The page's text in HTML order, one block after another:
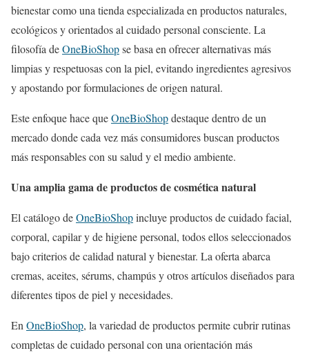
bienestar como una tienda especializada en productos naturales,
ecológicos y orientados al cuidado personal consciente. La
filosofía deOneBioShopse basa en ofrecer alternativas más
limpias y respetuosas con la piel, evitando ingredientes agresivos
y apostando por formulaciones de origen natural.
Este enfoque hace queOneBioShopdestaque dentro de un
mercado donde cada vez más consumidores buscan productos
más responsables con su salud y el medio ambiente.
Una amplia gama de productos de cosmética natural
El catálogo deOneBioShopincluye productos de cuidado facial,
corporal, capilar y de higiene personal, todos ellos seleccionados
bajo criterios de calidad natural y bienestar. La oferta abarca
cremas, aceites, sérums, champús y otros artículos diseñados para
diferentes tipos de piel y necesidades.
En OneBioShop, la variedad de productos permite cubrir rutinas
completas de cuidado personal con una orientación más